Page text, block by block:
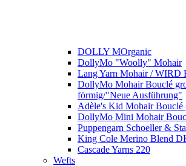
DOLLY MOrganic
DollyMo "Woolly" Mohair
Lang Yarn Mohair /
DollyMo Mohair Bouclé
förmig/"Neue Ausführung"
Adèle's Kid Mohair Bouclé
DollyMo Mini Mohair
Puppengarn Schoeller &
King Cole Merino Blend
Cascade Yarns 220
Wefts